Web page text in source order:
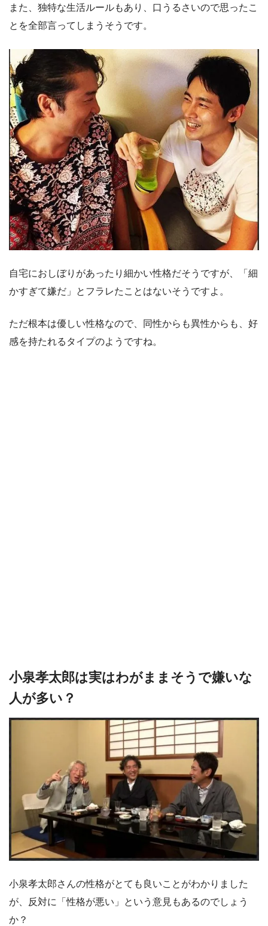
また、独特な生活ルールもあり、口うるさいので思ったこ
とを全部言ってしまうそうです。
自宅におしぼりがあったり細かい性格だそうですが、「細
かすぎて嫌だ」とフラレたことはないそうですよ。
ただ根本は優しい性格なので、同性からも異性からも、好
感を持たれるタイプのようですね。
小泉孝太郎は実はわがままそうで嫌いな
人が多い？
小泉孝太郎さんの性格がとても良いことがわかりました
が、反対に「性格が悪い」という意見もあるのでしょう
か？